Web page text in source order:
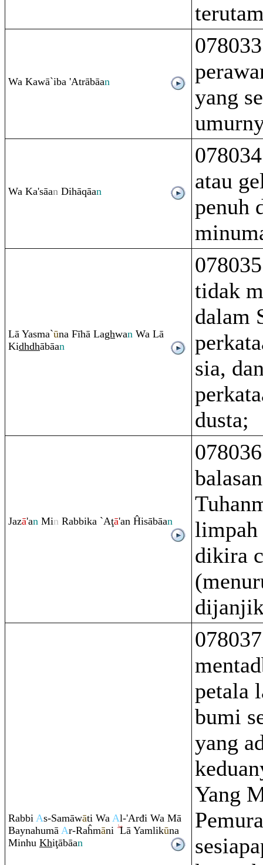
Wa Kawā`iba 'Atrābāan
yang
Wa Ka'sāan Dihāqāan
atau
penuh
Lā Yasma`ūna Fīhā Laghwan Wa Lā
Kidhdhābāan
tidak
dalam
sia,
dusta;
Jazā'an Min Rabbika `Aţā'an Ĥisābāan
limpah
dikira
Rabbi As-Samāwāti Wa Al-'Arđi Wa Mā
Baynahumā Ar-Raĥmāni Lā Yamlikūna
Minhu Khiţābāan
petala
bumi
yang
Yang